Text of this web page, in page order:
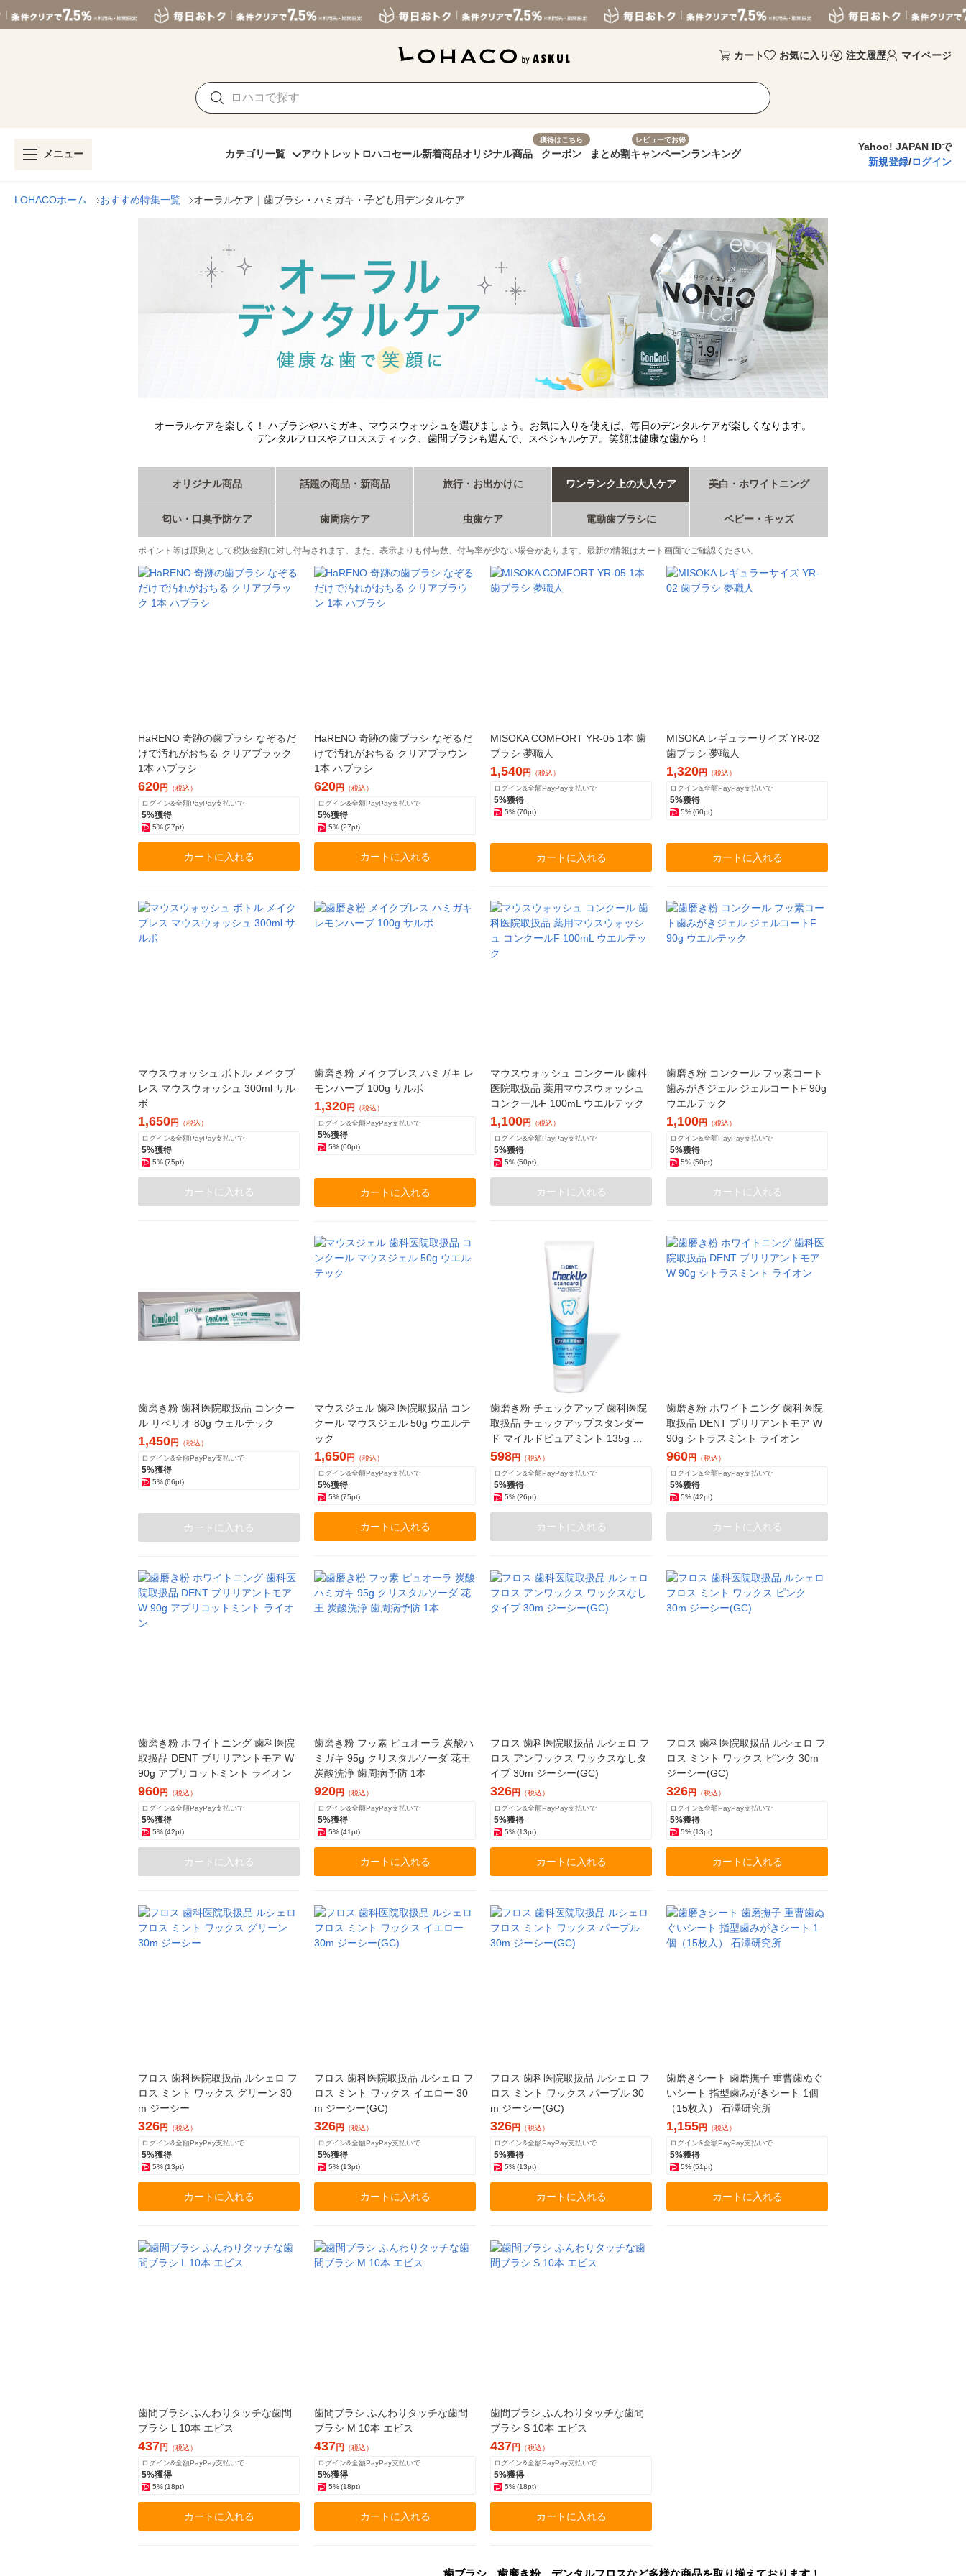
カート お気に入り 注文履歴 マイページ
メニュー カテゴリ一覧 アウトレット ロハコセール新着商品オリジナル商品
獲得はこちら
クーポン まとめ割
レビューでお得
キャンペーンランキング
Yahoo! JAPAN IDで
新規登録/ログイン
LOHACOホーム おすすめ特集一覧 オーラルケア｜歯ブラシ・ハミガキ・子ども用デンタルケア
オーラルケアを楽しく！ ハブラシやハミガキ、マウスウォッシュを選びましょう。お気に入りを使えば、毎日のデンタルケアが楽しくなります。
デンタルフロスやフロススティック、歯間ブラシも選んで、スペシャルケア。笑顔は健康な歯から！
オリジナル商品 話題の商品・新商品 旅行・お出かけに ワンランク上の大人ケア 美白・ホワイトニング
匂い・口臭予防ケア 歯周病ケア 虫歯ケア 電動歯ブラシに ベビー・キッズ
ポイント等は原則として税抜金額に対し付与されます。また、表示よりも付与数、付与率が少ない場合があります。最新の情報はカート画面でご確認ください。
HaRENO 奇跡の歯ブラシ なぞるだ
けで汚れがおちる クリアブラック
1本 ハブラシ
620円
（税込）
ログイン&全額PayPay支払いで
5%獲得
5%(27pt)
カートに入れる
HaRENO 奇跡の歯ブラシ なぞるだ
けで汚れがおちる クリアブラウン
1本 ハブラシ
620円
（税込）
ログイン&全額PayPay支払いで
5%獲得
5%(27pt)
カートに入れる
MISOKA COMFORT YR-05 1本 歯
ブラシ 夢職人
1,540円
（税込）
ログイン&全額PayPay支払いで
5%獲得
5%(70pt)
カートに入れる
MISOKA レギュラーサイズ YR-02
歯ブラシ 夢職人
1,320円
（税込）
ログイン&全額PayPay支払いで
5%獲得
5%(60pt)
カートに入れる
マウスウォッシュ ボトル メイクブ
レス マウスウォッシュ 300ml サル
ボ
1,650円
（税込）
ログイン&全額PayPay支払いで
5%獲得
5%(75pt)
カートに入れる
歯磨き粉 メイクブレス ハミガキ レ
モンハーブ 100g サルボ
1,320円
（税込）
ログイン&全額PayPay支払いで
5%獲得
5%(60pt)
カートに入れる
マウスウォッシュ コンクール 歯科
医院取扱品 薬用マウスウォッシュ
コンクールF 100mL ウエルテック
1,100円
（税込）
ログイン&全額PayPay支払いで
5%獲得
5%(50pt)
カートに入れる
歯磨き粉 コンクール フッ素コート
歯みがきジェル ジェルコートF 90g
ウエルテック
1,100円
（税込）
ログイン&全額PayPay支払いで
5%獲得
5%(50pt)
カートに入れる
歯磨き粉 歯科医院取扱品 コンクー
ル リペリオ 80g ウェルテック
1,450円
（税込）
ログイン&全額PayPay支払いで
5%獲得
5%(66pt)
カートに入れる
マウスジェル 歯科医院取扱品 コン
クール マウスジェル 50g ウエルテ
ック
1,650円
（税込）
ログイン&全額PayPay支払いで
5%獲得
5%(75pt)
カートに入れる
歯磨き粉 チェックアップ 歯科医院
取扱品 チェックアップスタンダー
ド マイルドピュアミント 135g ラ
イオン
598円
（税込）
ログイン&全額PayPay支払いで
5%獲得
5%(26pt)
カートに入れる
歯磨き粉 ホワイトニング 歯科医院
取扱品 DENT ブリリアントモア W
90g シトラスミント ライオン
960円
（税込）
ログイン&全額PayPay支払いで
5%獲得
5%(42pt)
カートに入れる
歯磨き粉 ホワイトニング 歯科医院
取扱品 DENT ブリリアントモア W
90g アプリコットミント ライオン
960円
（税込）
ログイン&全額PayPay支払いで
5%獲得
5%(42pt)
カートに入れる
歯磨き粉 フッ素 ピュオーラ 炭酸ハ
ミガキ 95g クリスタルソーダ 花王
炭酸洗浄 歯周病予防 1本
920円
（税込）
ログイン&全額PayPay支払いで
5%獲得
5%(41pt)
カートに入れる
フロス 歯科医院取扱品 ルシェロ フ
ロス アンワックス ワックスなしタ
イプ 30m ジーシー(GC)
326円
（税込）
ログイン&全額PayPay支払いで
5%獲得
5%(13pt)
カートに入れる
フロス 歯科医院取扱品 ルシェロ フ
ロス ミント ワックス ピンク 30m
ジーシー(GC)
326円
（税込）
ログイン&全額PayPay支払いで
5%獲得
5%(13pt)
カートに入れる
フロス 歯科医院取扱品 ルシェロ フ
ロス ミント ワックス グリーン 30
m ジーシー
326円
（税込）
ログイン&全額PayPay支払いで
5%獲得
5%(13pt)
カートに入れる
フロス 歯科医院取扱品 ルシェロ フ
ロス ミント ワックス イエロー 30
m ジーシー(GC)
326円
（税込）
ログイン&全額PayPay支払いで
5%獲得
5%(13pt)
カートに入れる
フロス 歯科医院取扱品 ルシェロ フ
ロス ミント ワックス パープル 30
m ジーシー(GC)
326円
（税込）
ログイン&全額PayPay支払いで
5%獲得
5%(13pt)
カートに入れる
歯磨きシート 歯磨撫子 重曹歯ぬぐ
いシート 指型歯みがきシート 1個
（15枚入） 石澤研究所
1,155円
（税込）
ログイン&全額PayPay支払いで
5%獲得
5%(51pt)
カートに入れる
歯間ブラシ ふんわりタッチな歯間
ブラシ L 10本 エビス
437円
（税込）
ログイン&全額PayPay支払いで
5%獲得
5%(18pt)
カートに入れる
歯間ブラシ ふんわりタッチな歯間
ブラシ M 10本 エビス
437円
（税込）
ログイン&全額PayPay支払いで
5%獲得
5%(18pt)
カートに入れる
歯間ブラシ ふんわりタッチな歯間
ブラシ S 10本 エビス
437円
（税込）
ログイン&全額PayPay支払いで
5%獲得
5%(18pt)
カートに入れる
歯ブラシ、歯磨き粉、デンタルフロスなど多様な商品を取り揃えております！